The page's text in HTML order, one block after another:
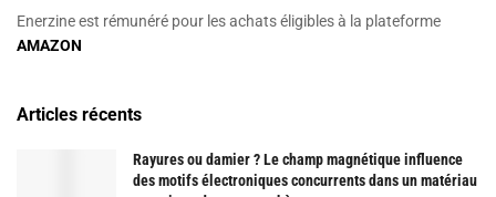
Enerzine est rémunéré pour les achats éligibles à la plateforme
AMAZON
Articles récents
Rayures ou damier ? Le champ magnétique influence
des motifs électroniques concurrents dans un matériau